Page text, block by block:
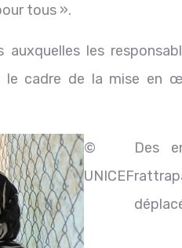
tous ».
les
le cadre de la mise en
©
UNICEF
Des